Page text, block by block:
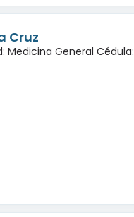
Cruz
Medicina General Cédula: